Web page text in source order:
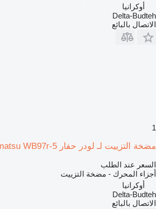
أوكرانيا
Delta-Budteh
الاتصال بالبائع
1
مضخة التزييت لـ لودر حفار Komatsu WB97r-5
السعر عند الطلب
أجزاء المحرك - مضخة التزييت
أوكرانيا
Delta-Budteh
الاتصال بالبائع